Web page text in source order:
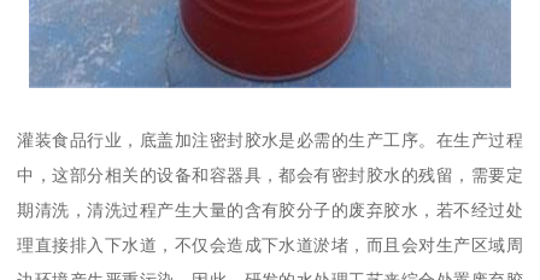
灌装食品行业，底盖加注密封胶水是必需的生产工序。在生产过程
中，这部分相关的设备和容器具，都会有密封胶水的残留，需要定
期清洗，清洗过程产生大量的含有胶分子的废弃胶水，若不经过处
理直接排入下水道，不仅会造成下水道淤堵，而且会对生产区域周